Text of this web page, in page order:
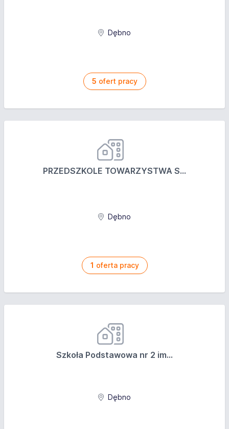
Dębno
5 ofert pracy
PRZEDSZKOLE TOWARZYSTWA S...
Dębno
1 oferta pracy
Szkoła Podstawowa nr 2 im...
Dębno